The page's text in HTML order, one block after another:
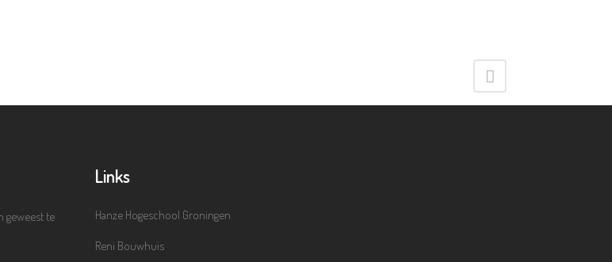
geweest te
Links
Hanze Hogeschool Groningen
Reni Bouwhuis